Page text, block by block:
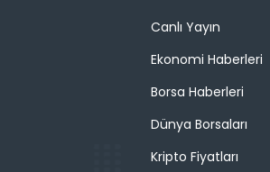
Canlı Yayın
Ekonomi Haberleri
Borsa Haberleri
Dünya Borsaları
Kripto Fiyatları